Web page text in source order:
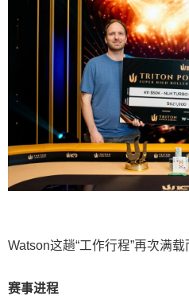
Watson这趟“工作行程”再次满载
赛事进程